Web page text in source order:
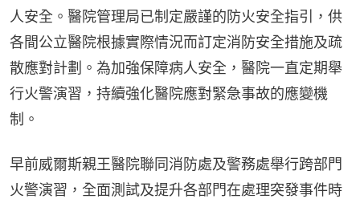
人安全。醫院管理局已制定嚴謹的防火安全指引，供
各間公立醫院根據實際情況而訂定消防安全措施及疏
散應對計劃。為加強保障病人安全，醫院一直定期舉
行火警演習，持續強化醫院應對緊急事故的應變機
制。
早前威爾斯親王醫院聯同消防處及警務處舉行跨部門
火警演習，全面測試及提升各部門在處理突發事件時